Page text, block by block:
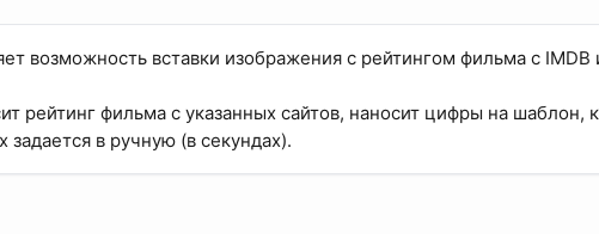
возможность вставки изображения с рейтингом фильма с IMDB
рейтинг фильма с указанных сайтов, наносит цифры на
в ручную (в секундах).